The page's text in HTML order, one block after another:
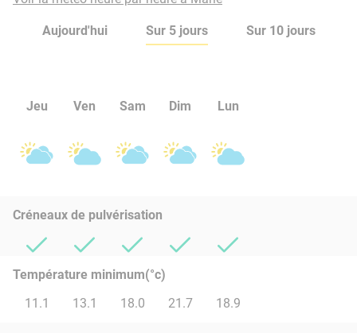
Aujourd'hui Sur 5 jours Sur 10 jours
Jeu Ven Sam Dim Lun
Créneaux de pulvérisation
Température minimum(°c)
11.1
13.1 18.0 21.7 18.9